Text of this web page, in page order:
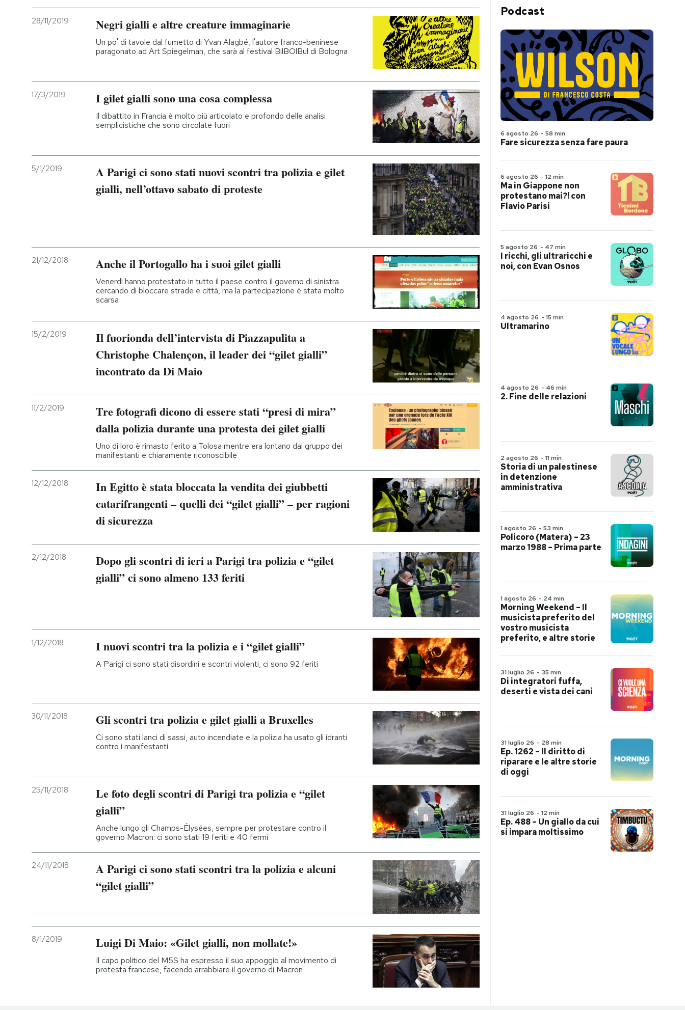
28/11/2019 Negri gialli e altre creature immaginarie
Un po' di tavole dal fumetto di Yvan Alagbé, l'autore franco-beninese
paragonato ad Art Spiegelman, che sarà al festival BilBOlBul di Bologna
17/3/2019 I gilet gialli sono una cosa complessa
Il dibattito in Francia è molto più articolato e profondo delle analisi
semplicistiche che sono circolate fuori
5/1/2019
A Parigi ci sono stati nuovi scontri tra polizia e gilet
gialli, nell’ottavo sabato di proteste
21/12/2018 Anche il Portogallo ha i suoi gilet gialli
Venerdì hanno protestato in tutto il paese contro il governo di sinistra
cercando di bloccare strade e città, ma la partecipazione è stata molto
scarsa
15/2/2019
Il fuorionda dell’intervista di Piazzapulita a
Christophe Chalençon, il leader dei “gilet gialli”
incontrato da Di Maio
11/2/2019
Tre fotografi dicono di essere stati “presi di mira”
dalla polizia durante una protesta dei gilet gialli
Uno di loro è rimasto ferito a Tolosa mentre era lontano dal gruppo dei
manifestanti e chiaramente riconoscibile
12/12/2018
In Egitto è stata bloccata la vendita dei giubbetti
catarifrangenti – quelli dei “gilet gialli” – per ragioni
di sicurezza
2/12/2018
Dopo gli scontri di ieri a Parigi tra polizia e “gilet
gialli” ci sono almeno 133 feriti
1/12/2018 I nuovi scontri tra la polizia e i “gilet gialli”
A Parigi ci sono stati disordini e scontri violenti, ci sono 92 feriti
30/11/2018 Gli scontri tra polizia e gilet gialli a Bruxelles
Ci sono stati lanci di sassi, auto incendiate e la polizia ha usato gli idranti
contro i manifestanti
25/11/2018
Le foto degli scontri di Parigi tra polizia e “gilet
gialli”
Anche lungo gli Champs-Élysées, sempre per protestare contro il
governo Macron: ci sono stati 19 feriti e 40 fermi
24/11/2018
A Parigi ci sono stati scontri tra la polizia e alcuni
“gilet gialli”
8/1/2019 Luigi Di Maio: «Gilet gialli, non mollate!»
Il capo politico del M5S ha espresso il suo appoggio al movimento di
protesta francese, facendo arrabbiare il governo di Macron
Podcast
6 agosto 26 - 58 min
Fare sicurezza senza fare paura
6 agosto 26 - 12 min
Ma in Giappone non
protestano mai?! con
Flavio Parisi
5 agosto 26 - 47 min
I ricchi, gli ultraricchi e
noi, con Evan Osnos
4 agosto 26 - 15 min
Ultramarino
4 agosto 26 - 46 min
2. Fine delle relazioni
2 agosto 26 - 11 min
Storia di un palestinese
in detenzione
amministrativa
1 agosto 26 - 53 min
Policoro (Matera) – 23
marzo 1988 – Prima parte
1 agosto 26 - 24 min
Morning Weekend – Il
musicista preferito del
vostro musicista
preferito, e altre storie
31 luglio 26 - 35 min
Di integratori fuffa,
deserti e vista dei cani
31 luglio 26 - 28 min
Ep. 1262 – Il diritto di
riparare e le altre storie
di oggi
31 luglio 26 - 12 min
Ep. 488 – Un giallo da cui
si impara moltissimo